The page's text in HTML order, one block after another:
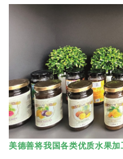
美德善将我国各类优质水果加